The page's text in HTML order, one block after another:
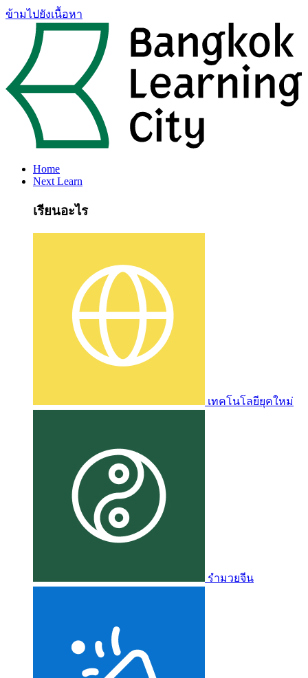
ข้ามไปยังเนื้อหา
Home
Next Learn
เรียนอะไร
เทคโนโลยียุคใหม่
รำมวยจีน